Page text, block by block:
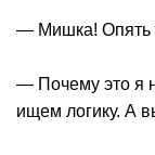
— Мишка! Опять
— Почему это я
ищем логику. А